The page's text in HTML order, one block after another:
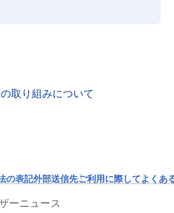
取り組みについて
の表記外部送信先ご利用に際してよくあ
ーニュース